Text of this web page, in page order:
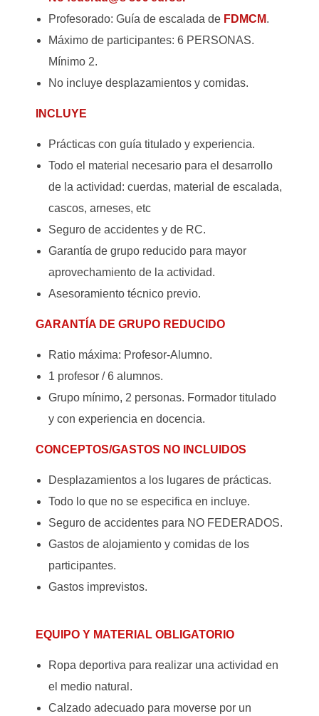
Profesorado: Guía de escalada de FDMCM.
Máximo de participantes: 6 PERSONAS.
Mínimo 2.
No incluye desplazamientos y comidas.
INCLUYE
Prácticas con guía titulado y experiencia.
Todo el material necesario para el desarrollo
de la actividad: cuerdas, material de escalada,
cascos, arneses, etc
Seguro de accidentes y de RC.
Garantía de grupo reducido para mayor
aprovechamiento de la actividad.
Asesoramiento técnico previo.
GARANTÍA DE GRUPO REDUCIDO
Ratio máxima: Profesor-Alumno.
1 profesor / 6 alumnos.
Grupo mínimo, 2 personas. Formador titulado
y con experiencia en docencia.
CONCEPTOS/GASTOS NO INCLUIDOS
Desplazamientos a los lugares de prácticas.
Todo lo que no se especifica en incluye.
Seguro de accidentes para NO FEDERADOS.
Gastos de alojamiento y comidas de los
participantes.
Gastos imprevistos.
EQUIPO Y MATERIAL OBLIGATORIO
Ropa deportiva para realizar una actividad en
el medio natural.
Calzado adecuado para moverse por un